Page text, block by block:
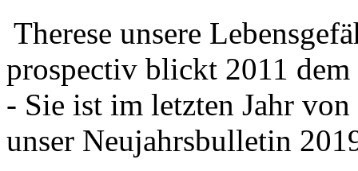
Therese unsere
prospectiv blickt 2011
- Sie ist im letzten Jahr
unser Neujahrsbulletin